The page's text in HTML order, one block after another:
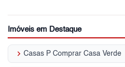
Imóveis em Destaque
keyboard_arrow_right Casas P Comprar Casa Verde